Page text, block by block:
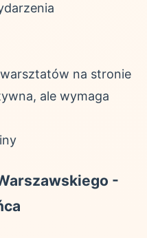
na stronie
ale wymaga
-